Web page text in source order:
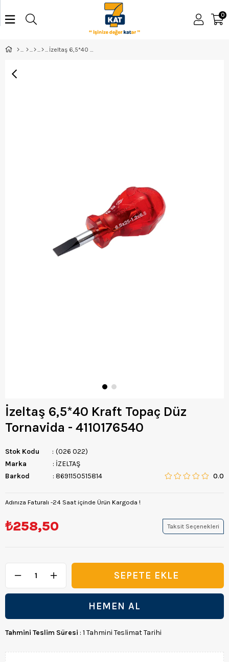
0
İzeltaş 6,5*40 Kraft Topaç Düz
Tornavida - 4110176540
Stok Kodu
(026 022)
Marka
: İZELTAŞ
Barkod
: 8691150515814 0.0
Adınıza Faturalı -24 Saat içinde Ürün Kargoda !
₺258,50 Taksit Seçenekleri
Tahmini Teslim Süresi : 1 Tahmini Teslimat Tarihi